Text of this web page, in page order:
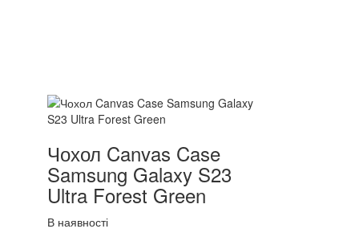
Чохол Canvas Case
Samsung Galaxy S23
Ultra Forest Green
В наявності